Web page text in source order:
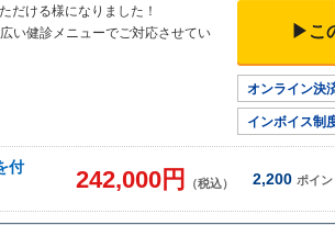
だける様になりました！
い健診メニューでご対応させてい
▶こ
オンライン決
インボイス制
付
242,000円 （税込） 2,200 ポイン